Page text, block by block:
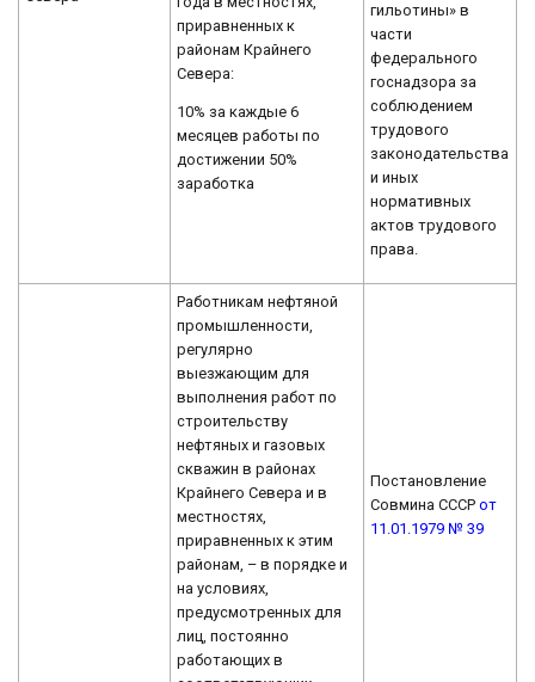
приравненных к
районам Крайнего
Севера:
10% за каждые 6
месяцев работы по
достижении 50%
заработка
гильотины» в
части
федерального
госнадзора за
соблюдением
трудового
законодательства
и иных
нормативных
актов трудового
права.
Работникам нефтяной
промышленности,
регулярно
выезжающим для
выполнения работ по
строительству
нефтяных и газовых
скважин в районах
Крайнего Севера и в
местностях,
приравненных к этим
районам, – в порядке и
на условиях,
предусмотренных для
лиц, постоянно
работающих в
Постановление
Совмина СССРот
11.01.1979 № 39